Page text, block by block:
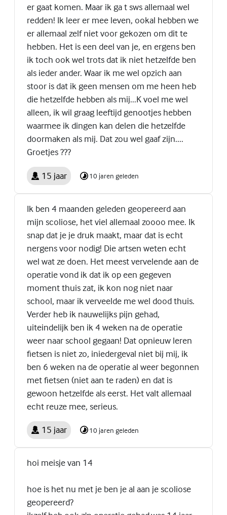
er gaat komen. Maar ik ga t sws allemaal wel
redden! Ik leer er mee leven, ookal hebben we
er allemaal zelf niet voor gekozen om dit te
hebben. Het is een deel van je, en ergens ben
ik toch ook wel trots dat ik niet hetzelfde ben
als ieder ander. Waar ik me wel opzich aan
stoor is dat ik geen mensen om me heen heb
die hetzelfde hebben als mij...K voel me wel
alleen, ik wil graag leeftijd genootjes hebben
waarmee ik dingen kan delen die hetzelfde
doormaken als mij. Dat zou wel gaaf zijn....
Groetjes ???
15 jaar 10 jaren geleden
Ik ben 4 maanden geleden geopereerd aan
mijn scoliose, het viel allemaal zoooo mee. Ik
snap dat je je druk maakt, maar dat is echt
nergens voor nodig! Die artsen weten echt
wel wat ze doen. Het meest vervelende aan de
operatie vond ik dat ik op een gegeven
moment thuis zat, ik kon nog niet naar
school, maar ik verveelde me wel dood thuis.
Verder heb ik nauwelijks pijn gehad,
uiteindelijk ben ik 4 weken na de operatie
weer naar school gegaan! Dat opnieuw leren
fietsen is niet zo, iniedergeval niet bij mij, ik
ben 6 weken na de operatie al weer begonnen
met fietsen (niet aan te raden) en dat is
gewoon hetzelfde als eerst. Het valt allemaal
echt reuze mee, serieus.
15 jaar 10 jaren geleden
hoi meisje van 14
hoe is het nu met je ben je al aan je scoliose
geopereerd?